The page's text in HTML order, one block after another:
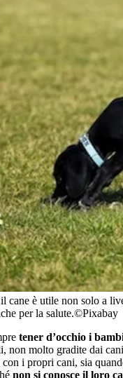
cane è utile non solo a
per la salute.©Pixabay
tener d’occhio i
non molto gradite dai
i propri cani, sia
non si conosce il loro